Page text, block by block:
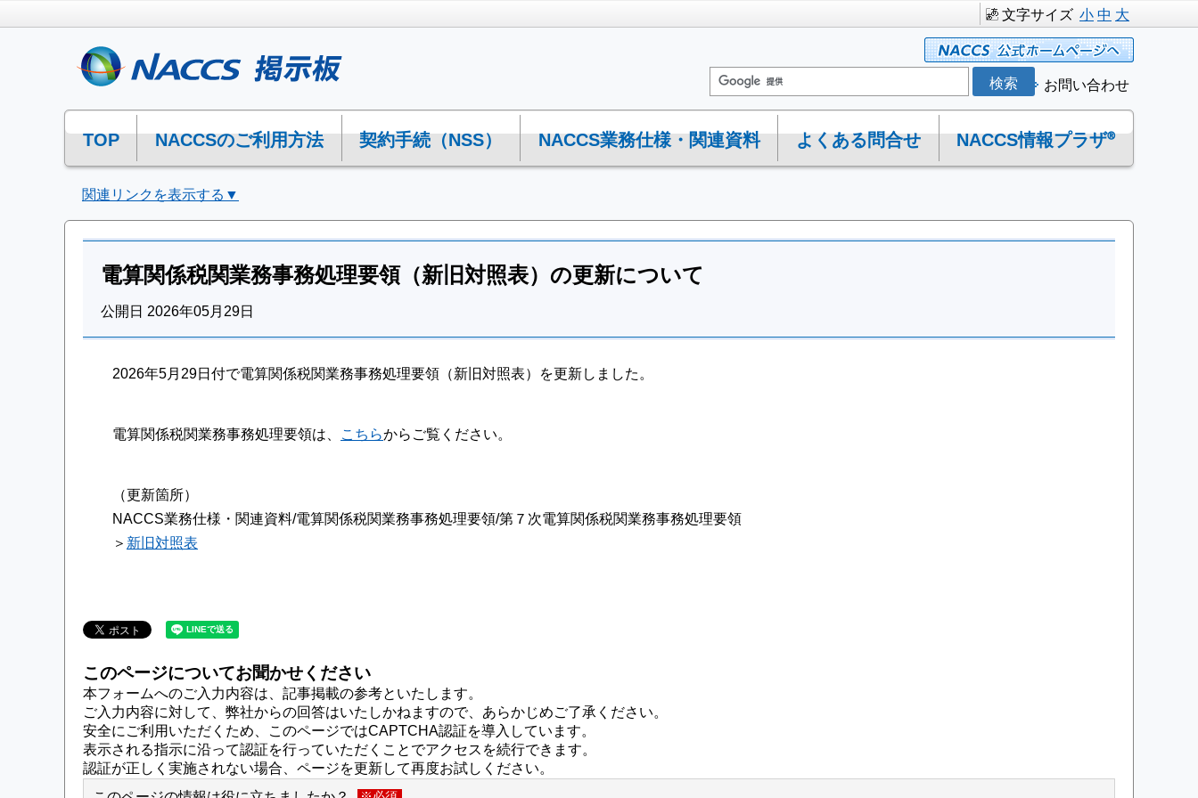
文字サイズ 小中 大
お問い合わせ
TOP NACCSのご利用方法 契約手続（NSS） NACCS業務仕様・関連資料 よくある問合せ NACCS情報プラザ®
関連リンクを表示する▼
電算関係税関業務事務処理要領（新旧対照表）の更新について
公開日 2026年05月29日
2026年5月29日付で電算関係税関業務事務処理要領（新旧対照表）を更新しました。
電算関係税関業務事務処理要領は、 こちらからご覧ください。
（更新箇所）
NACCS業務仕様・関連資料/電算関係税関業務事務処理要領/第７次電算関係税関業務事務処理要領
＞ 新旧対照表
このページについてお聞かせください